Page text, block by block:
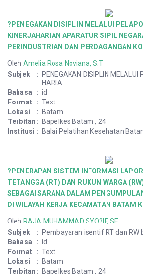
?PENEGAKAN DISIPLIN MELALUI
KINERJAHARIAN APARATUR SIPIL
PERINDUSTRIAN DAN PERDAGANGAN
Oleh Amelia Rosa Noviana, S.T
Subjek
: PENEGAKAN DISIPLIN MELALUI
HARIA
Bahasa
: id
Format
: Text
Lokasi
: Batam
Terbitan : Bapelkes Batam , 24
Institusi : Balai Pelatihan Kesehatan
?PENERAPAN SISTEM INFORMASI
TETANGGA (RT) DAN RUKUN WARGA
SEBAGAI SARANA DALAM
DI WILAYAH KERJA KECAMATAN BATAM
Oleh RAJA MUHAMMAD SYO?IF, SE
Subjek
: Pembayaran isentif RT dan RW
Bahasa
: id
Format
: Text
Lokasi
: Batam
Terbitan : Bapelkes Batam , 24